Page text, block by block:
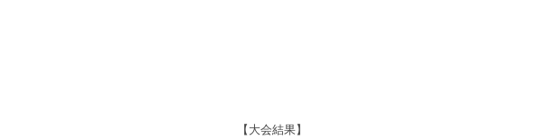
【大会結果】